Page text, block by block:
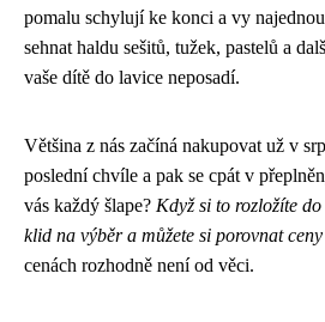
pomalu schylují ke konci a vy
sehnat haldu sešitů, tužek, pastelů a
vaše dítě do lavice neposadí.
Většina z nás začíná nakupovat už v
poslední chvíle a pak se cpát v
vás každý šlape? Když si to rozložíte
klid na výběr a můžete si porovnat ceny
cenách rozhodně není od věci.